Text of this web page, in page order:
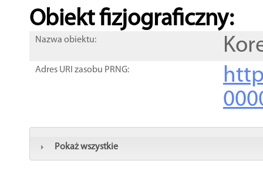
Obiekt fizjograficzny:
Nazwa obiektu:
Adres URI zasobu PRNG:
Pokaż wszystkie